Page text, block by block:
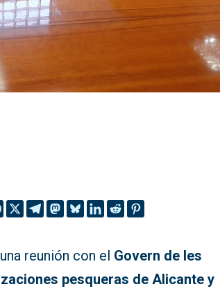
reunión con el Govern de les
pesqueras de Alicante y